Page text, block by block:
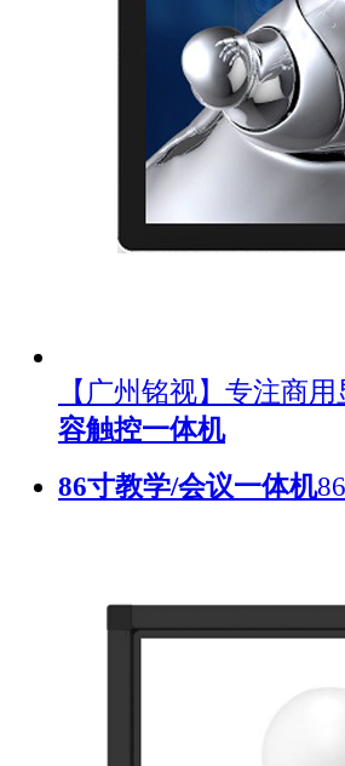
【广州铭视】专注商
容触控一体机
86寸教学/会议一体机